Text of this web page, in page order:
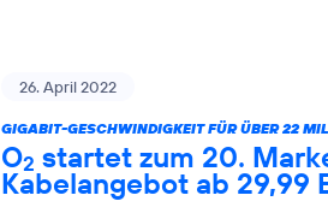
26. April 2022
GIGABIT-GESCHWINDIGKEIT FÜR ÜBER 22
O2 startet zum 20.
Kabelangebot ab 29,99